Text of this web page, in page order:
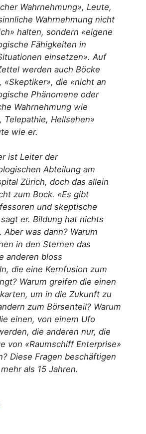
Wahrnehmung», Leute,
Wahrnehmung nicht
halten, sondern «eigene
Fähigkeiten in
einsetzen». Auf
werden auch Böcke
«Skeptiker», die «nicht an
Phänomene oder
Wahrnehmung wie
Telepathie, Hellsehen»
wie er.
ist Leiter der
Abteilung am
Zürich, doch das allein
zum Bock. «Es gibt
und skeptische
er. Bildung hat nichts
Aber was dann? Warum
in den Sternen das
anderen bloss
die eine Kernfusion zum
Warum greifen die einen
um in die Zukunft zu
zum Börsenteil? Warum
einen, von einem Ufo
die anderen nur, die
von «Raumschiff Enterprise»
Diese Fragen beschäftigen
als 15 Jahren.